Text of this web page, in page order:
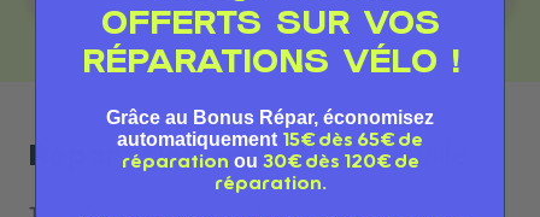
Réparation vélo à Ocqueville
OFFERTS SUR VOS
RÉPARATIONS VÉLO !
Grâce au Bonus Répar, économisez
automatiquement 15€ dès 65€ de
réparation ou 30€ dès 120€ de
réparation.